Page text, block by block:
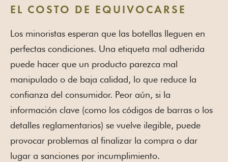
EL COSTO DE EQUIVOCARSE
Los minoristas esperan que las botellas lleguen en
perfectas condiciones. Una etiqueta mal adherida
puede hacer que un producto parezca mal
manipulado o de baja calidad, lo que reduce la
confianza del consumidor. Peor aún, si la
información clave (como los códigos de barras o los
detalles reglamentarios) se vuelve ilegible, puede
provocar problemas al finalizar la compra o dar
lugar a sanciones por incumplimiento.